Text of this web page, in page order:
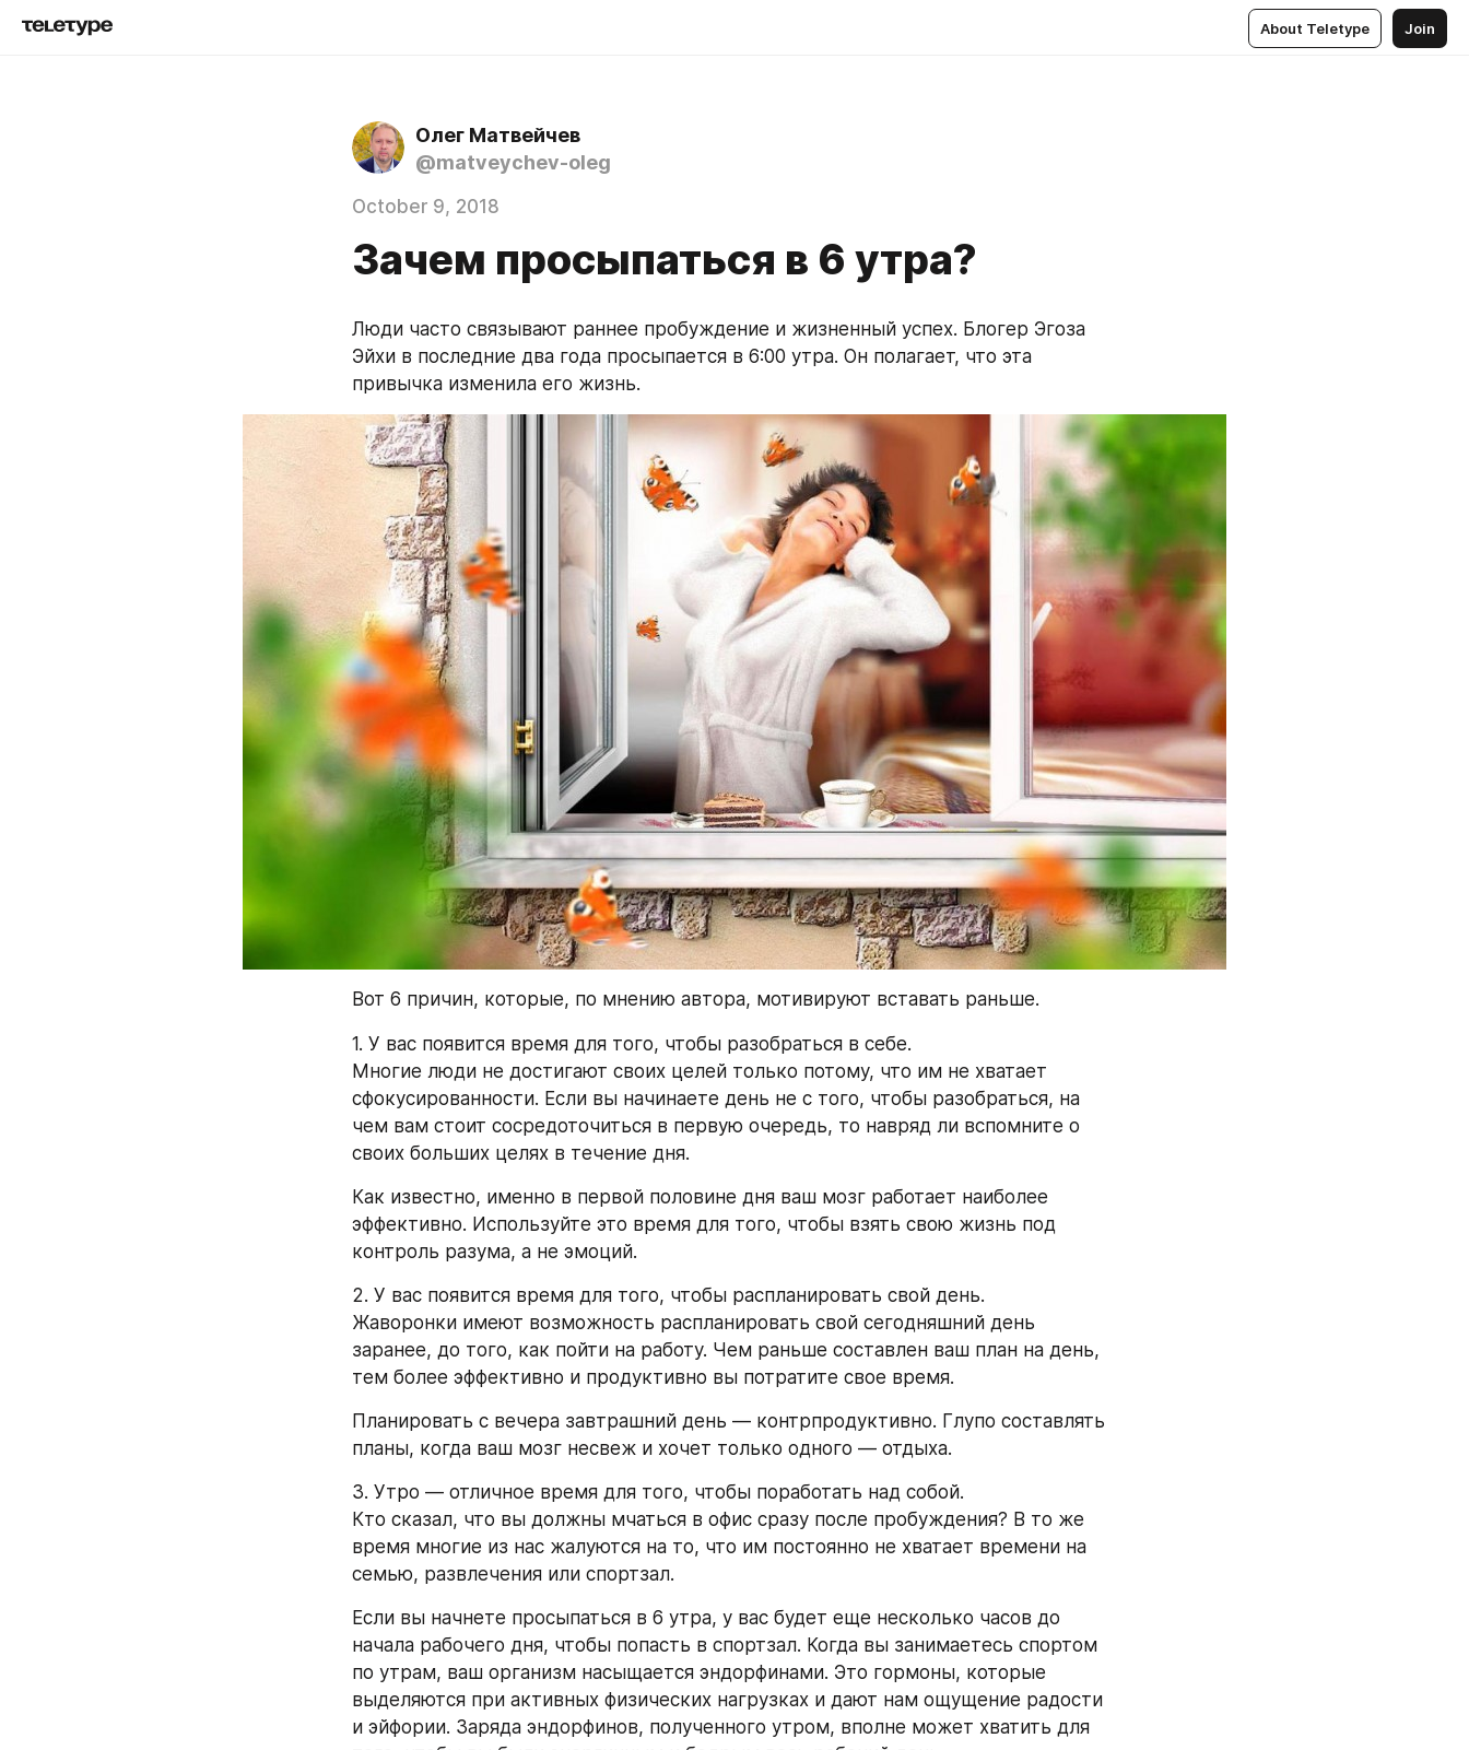
About Teletype Join
Олег Матвейчев
@matveychev-oleg
October 9, 2018
Зачем просыпаться в 6 утра?
Люди часто связывают раннее пробуждение и жизненный успех. Блогер Эгоза
Эйхи в последние два года просыпается в 6:00 утра. Он полагает, что эта
привычка изменила его жизнь.
Вот 6 причин, которые, по мнению автора, мотивируют вставать раньше.
1. У вас появится время для того, чтобы разобраться в себе.
Многие люди не достигают своих целей только потому, что им не хватает
сфокусированности. Если вы начинаете день не с того, чтобы разобраться, на
чем вам стоит сосредоточиться в первую очередь, то навряд ли вспомните о
своих больших целях в течение дня.
Как известно, именно в первой половине дня ваш мозг работает наиболее
эффективно. Используйте это время для того, чтобы взять свою жизнь под
контроль разума, а не эмоций.
2. У вас появится время для того, чтобы распланировать свой день.
Жаворонки имеют возможность распланировать свой сегодняшний день
заранее, до того, как пойти на работу. Чем раньше составлен ваш план на день,
тем более эффективно и продуктивно вы потратите свое время.
Планировать с вечера завтрашний день — контрпродуктивно. Глупо составлять
планы, когда ваш мозг несвеж и хочет только одного — отдыха.
3. Утро — отличное время для того, чтобы поработать над собой.
Кто сказал, что вы должны мчаться в офис сразу после пробуждения? В то же
время многие из нас жалуются на то, что им постоянно не хватает времени на
семью, развлечения или спортзал.
Если вы начнете просыпаться в 6 утра, у вас будет еще несколько часов до
начала рабочего дня, чтобы попасть в спортзал. Когда вы занимаетесь спортом
по утрам, ваш организм насыщается эндорфинами. Это гормоны, которые
выделяются при активных физических нагрузках и дают нам ощущение радости
и эйфории. Заряда эндорфинов, полученного утром, вполне может хватить для